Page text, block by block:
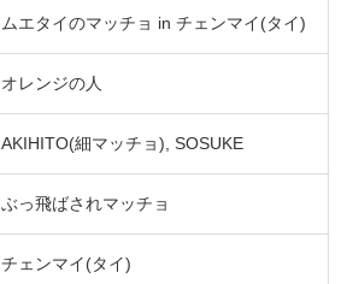
ムエタイのマッチョ in チェンマイ(タイ)
オレンジの人
AKIHITO(細マッチョ) SOSUKE
ぶっ飛ばされマッチョ
チェンマイ(タイ)